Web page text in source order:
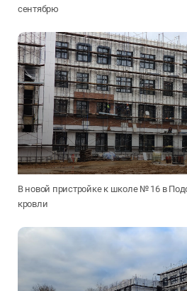
сентябрю
В новой пристройке к школе № 16 в
кровли